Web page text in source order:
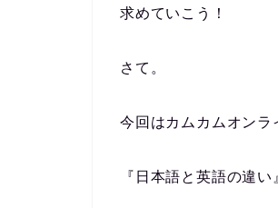
求めていこう！
さて。
今回はカムカムオンラ
『日本語と英語の違い